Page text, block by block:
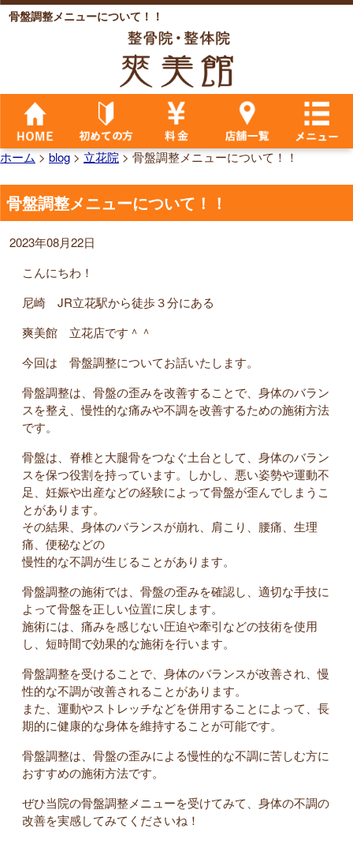
骨盤調整メニューについて！！
ホーム > blog > 立花院 > 骨盤調整メニューについて！！
骨盤調整メニューについて！！
2023年08月22日
こんにちわ！
尼崎 JR立花駅から徒歩３分にある
爽美館 立花店です＾＾
今回は 骨盤調整についてお話いたします。
骨盤調整は、骨盤の歪みを改善することで、身体のバラン
スを整え、慢性的な痛みや不調を改善するための施術方法
です。
骨盤は、脊椎と大腿骨をつなぐ土台として、身体のバラン
スを保つ役割を持っています。しかし、悪い姿勢や運動不
足、妊娠や出産などの経験によって骨盤が歪んでしまうこ
とがあります。
その結果、身体のバランスが崩れ、肩こり、腰痛、生理
痛、便秘などの
慢性的な不調が生じることがあります。
骨盤調整の施術では、骨盤の歪みを確認し、適切な手技に
よって骨盤を正しい位置に戻します。
施術には、痛みを感じない圧迫や牽引などの技術を使用
し、短時間で効果的な施術を行います。
骨盤調整を受けることで、身体のバランスが改善され、慢
性的な不調が改善されることがあります。
また、運動やストレッチなどを併用することによって、長
期的に健康的な身体を維持することが可能です。
骨盤調整は、骨盤の歪みによる慢性的な不調に苦しむ方に
おすすめの施術方法です。
ぜひ当院の骨盤調整メニューを受けてみて、身体の不調の
改善を実感してみてくださいね！